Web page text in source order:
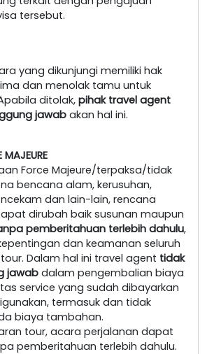
tersebut.
yang dikunjungi memiliki hak
dan menolak tamu untuk
ditolak, pihak travel agent
jawab akan hal ini.
MAJEURE
Force Majeure/terpaksa/tidak
bencana alam, kerusuhan,
dan lain-lain, rencana
dirubah baik susunan maupun
pemberitahuan terlebih dahulu,
dan keamanan seluruh
Dalam hal ini travel agent tidak
jawab dalam pengembalian biaya
service yang sudah dibayarkan
termasuk dan tidak
biaya tambahan.
tour, acara perjalanan dapat
pemberitahuan terlebih dahulu.